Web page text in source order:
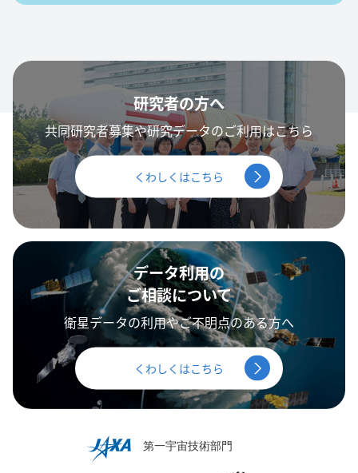
研究者の方へ
共同研究者募集や研究データのご利用はこちら
くわしくはこちら
データ利用の
ご相談について
衛星データの利用やご不明点のある方へ
くわしくはこちら